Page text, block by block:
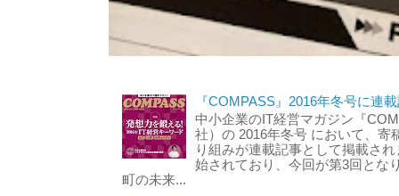
『COMPASS』2016年冬号に連
中小企業のIT経営マガジン『
社）の 2016年冬号 において、寄
り組みが連載記事として掲載さ
始されており、今回が第3回とな
町の未来...